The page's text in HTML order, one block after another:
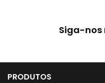
Siga-nos
PRODUTOS